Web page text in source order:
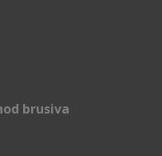
brusiva